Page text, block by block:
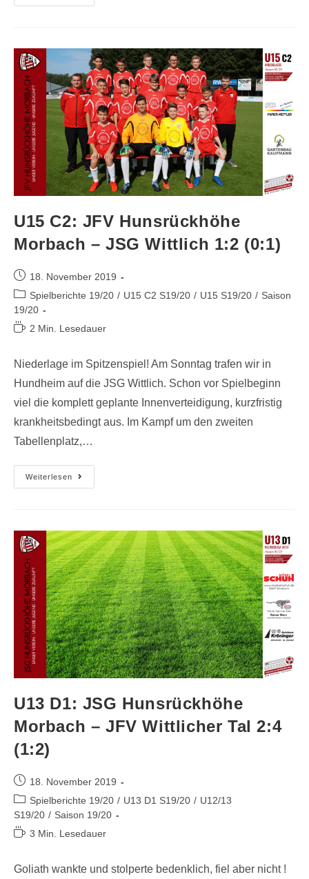
U15 C2: JFV Hunsrückhöhe
Morbach – JSG Wittlich 1:2 (0:1)
18. November 2019
Spielberichte 19/20 / U15 C2 S19/20 / U15 S19/20 / Saison
19/20
2 Min. Lesedauer
Niederlage im Spitzenspiel! Am Sonntag trafen wir in
Hundheim auf die JSG Wittlich. Schon vor Spielbeginn
viel die komplett geplante Innenverteidigung, kurzfristig
krankheitsbedingt aus. Im Kampf um den zweiten
Tabellenplatz,…
Weiterlesen
U13 D1: JSG Hunsrückhöhe
Morbach – JFV Wittlicher Tal 2:4
(1:2)
18. November 2019
Spielberichte 19/20 / U13 D1 S19/20 / U12/13
S19/20 / Saison 19/20
3 Min. Lesedauer
Goliath wankte und stolperte bedenklich, fiel aber nicht !